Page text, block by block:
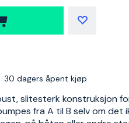
30 dagers åpent kjøp
slitesterk konstruksjon
fra A til B selv om det